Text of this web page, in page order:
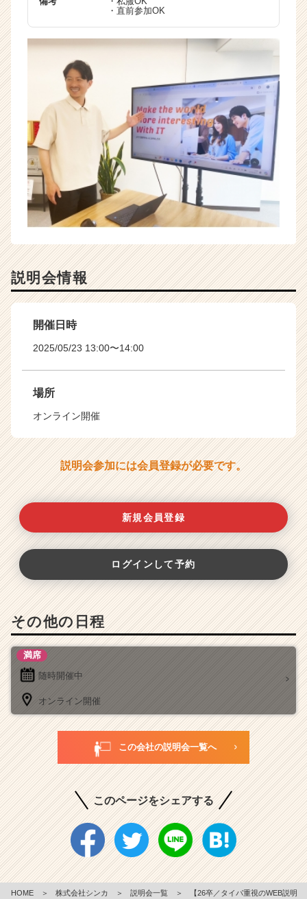
・直前参加OK
説明会情報
開催日時
2025/05/23 13:00〜14:00
場所
オンライン開催
説明会参加には会員登録が必要です。
新規会員登録
ログインして予約
その他の日程
随時開催中
満席
オンライン開催
この会社の説明会一覧へ
このページをシェアする
HOME ＞ 株式会社シンカ ＞ 説明会一覧 ＞
【26卒／タイパ重視のWEB説明